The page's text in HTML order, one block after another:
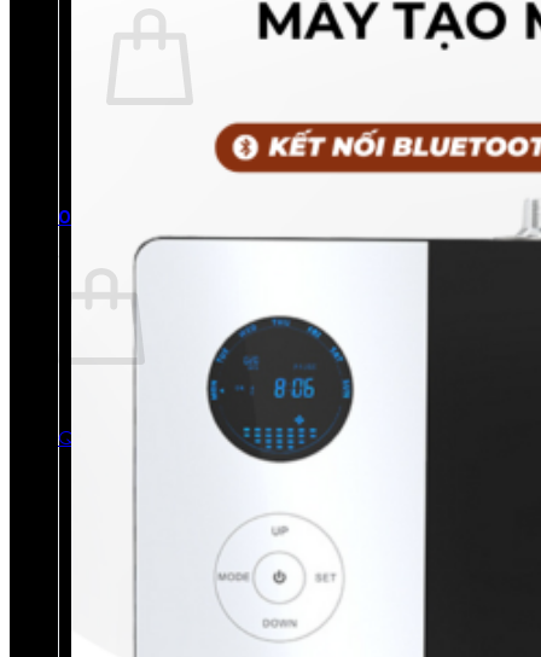
Chưa có sản phẩm trong giỏ hàng.
Quay trở lại cửa hàng
0
Giỏ hàng
Chưa có sản phẩm trong giỏ hàng.
Quay trở lại cửa hàng